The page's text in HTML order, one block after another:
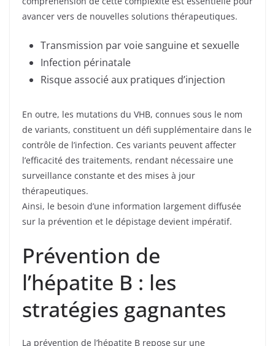
avancer vers de nouvelles solutions thérapeutiques.
Transmission par voie sanguine et sexuelle
Infection périnatale
Risque associé aux pratiques d’injection
En outre, les mutations du VHB, connues sous le nom
de variants, constituent un défi supplémentaire dans le
contrôle de l’infection. Ces variants peuvent affecter
l’efficacité des traitements, rendant nécessaire une
surveillance constante et des mises à jour
thérapeutiques.
Ainsi, le besoin d’une information largement diffusée
sur la prévention et le dépistage devient impératif.
Prévention de
l’hépatite B : les
stratégies gagnantes
La prévention de l’hépatite B repose sur une